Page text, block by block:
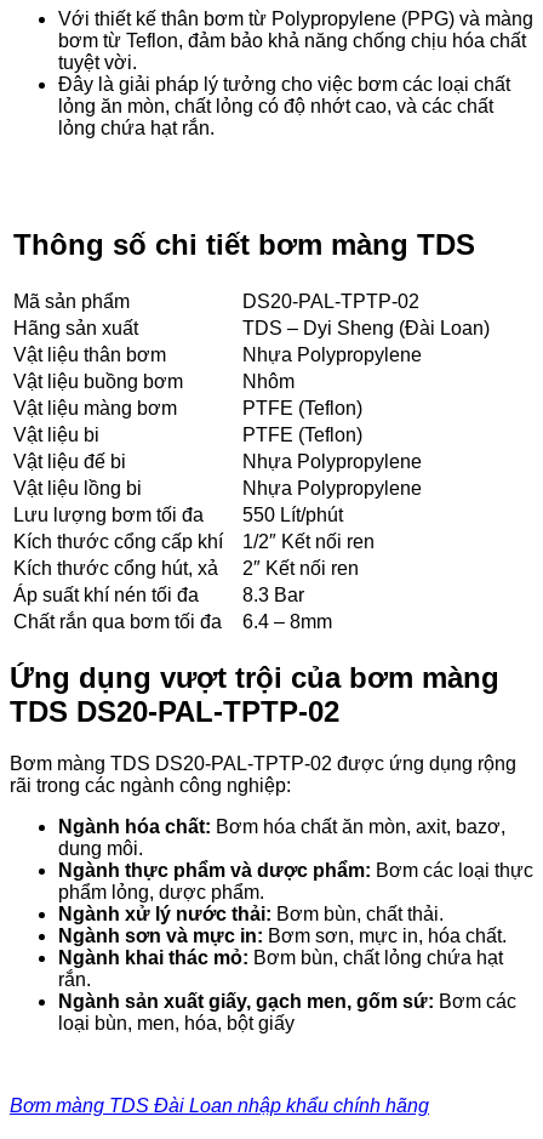
Với thiết kế thân bơm từ Polypropylene (PPG) và màng
bơm từ Teflon, đảm bảo khả năng chống chịu hóa chất
tuyệt vời.
Đây là giải pháp lý tưởng cho việc bơm các loại chất
lỏng ăn mòn, chất lỏng có độ nhớt cao, và các chất
lỏng chứa hạt rắn.
Thông số chi tiết bơm màng TDS
Mã sản phẩm
DS20-PAL-TPTP-02
Hãng sản xuất
TDS – Dyi Sheng (Đài Loan)
Vật liệu thân bơm
Nhựa Polypropylene
Vật liệu buồng bơm
Nhôm
Vật liệu màng bơm
PTFE (Teflon)
Vật liệu bi
PTFE (Teflon)
Vật liệu đế bi
Nhựa Polypropylene
Vật liệu lồng bi
Nhựa Polypropylene
Lưu lượng bơm tối đa
550 Lít/phút
Kích thước cổng cấp khí
1/2″ Kết nối ren
Kích thước cổng hút, xả
2″ Kết nối ren
Áp suất khí nén tối đa
8.3 Bar
Chất rắn qua bơm tối đa
6.4 – 8mm
Ứng dụng vượt trội của bơm màng
TDS DS20-PAL-TPTP-02
Bơm màng TDS DS20-PAL-TPTP-02 được ứng dụng rộng
rãi trong các ngành công nghiệp:
Ngành hóa chất: Bơm hóa chất ăn mòn, axit, bazơ,
dung môi.
Ngành thực phẩm và dược phẩm: Bơm các loại thực
phẩm lỏng, dược phẩm.
Ngành xử lý nước thải: Bơm bùn, chất thải.
Ngành sơn và mực in: Bơm sơn, mực in, hóa chất.
Ngành khai thác mỏ: Bơm bùn, chất lỏng chứa hạt
rắn.
Ngành sản xuất giấy, gạch men, gốm sứ: Bơm các
loại bùn, men, hóa, bột giấy
Bơm màng TDS Đài Loan nhập khẩu chính hãng